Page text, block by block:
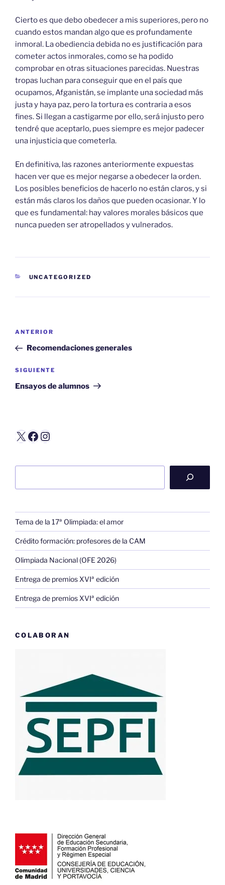
Cierto es que debo obedecer a mis superiores, pero no
cuando estos mandan algo que es profundamente
inmoral. La obediencia debida no es justificación para
cometer actos inmorales, como se ha podido
comprobar en otras situaciones parecidas. Nuestras
tropas luchan para conseguir que en el país que
ocupamos, Afganistán, se implante una sociedad más
justa y haya paz, pero la tortura es contraria a esos
fines. Si llegan a castigarme por ello, será injusto pero
tendré que aceptarlo, pues siempre es mejor padecer
una injusticia que cometerla.
En definitiva, las razones anteriormente expuestas
hacen ver que es mejor negarse a obedecer la orden.
Los posibles beneficios de hacerlo no están claros, y si
están más claros los daños que pueden ocasionar. Y lo
que es fundamental: hay valores morales básicos que
nunca pueden ser atropellados y vulnerados.
CATEGORÍAS
UNCATEGORIZED
Navegación
entradas
Entrada
anterior:
ANTERIOR
Recomendaciones generales
Siguiente
entrada
SIGUIENTE
Ensayos de alumnos
X Facebook
Instagram
Tema de la 17ª Olimpiada: el amor
Crédito formación: profesores de la CAM
Olimpiada Nacional (OFE 2026)
Entrega de premios XVIª edición
Entrega de premios XVIª edición
COLABORAN